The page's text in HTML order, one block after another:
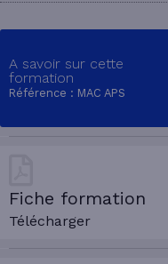
A savoir sur cette
formation
Référence : MAC APS
Fiche formation
Télécharger